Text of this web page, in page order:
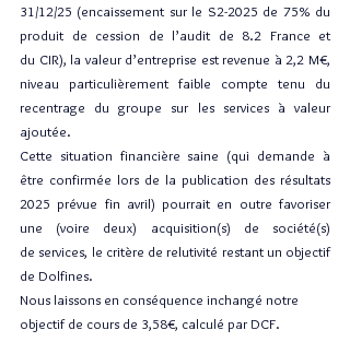
31/12/25 (encaissement sur le S2-2025 de 75% du
produit de cession de l’audit de 8.2 France et
du CIR), la valeur d’entreprise est revenue à 2,2 M€,
niveau particulièrement faible compte tenu du
recentrage du groupe sur les services à valeur
ajoutée.
Cette situation financière saine (qui demande à
être confirmée lors de la publication des résultats
2025 prévue fin avril) pourrait en outre favoriser
une (voire deux) acquisition(s) de société(s)
de services, le critère de relutivité restant un objectif
de Dolfines.
Nous laissons en conséquence inchangé notre
objectif de cours de 3,58€, calculé par DCF.